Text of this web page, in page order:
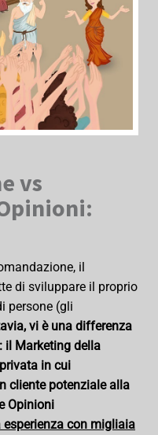
vs
il
di sviluppare il proprio
persone (gli
vi è una differenza
il Marketing della
in cui
cliente potenziale alla
Opinioni
con migliaia